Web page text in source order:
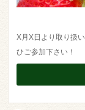
X月X日より取り扱
ひご参加下さい！